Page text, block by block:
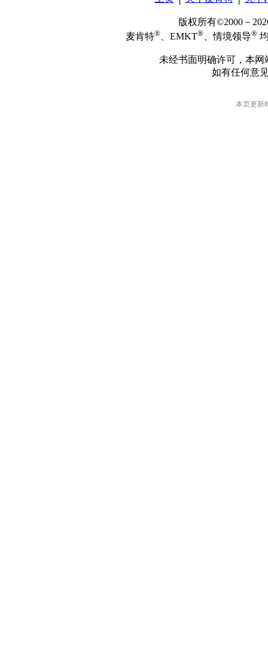
版权所有©2000－
麦肯特® 、EMKT® 、情境领导®
未经书面明确许可，本
如有任何意
本页更新